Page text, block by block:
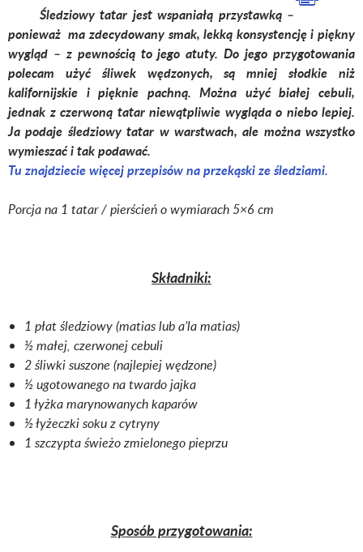
Śledziowy tatar jest wspaniałą przystawką –
ponieważ ma zdecydowany smak, lekką konsystencję i piękny
wygląd – z pewnością to jego atuty. Do jego przygotowania
polecam użyć śliwek wędzonych, są mniej słodkie niż
kalifornijskie i pięknie pachną. Można użyć białej cebuli,
jednak z czerwoną tatar niewątpliwie wygląda o niebo lepiej.
Ja podaje śledziowy tatar w warstwach, ale można wszystko
wymieszać i tak podawać.
Tu znajdziecie więcej przepisów na przekąski ze śledziami.
Porcja na 1 tatar / pierścień o wymiarach 5×6 cm
Składniki:
1 płat śledziowy (matias lub a’la matias)
½ małej, czerwonej cebuli
2 śliwki suszone (najlepiej wędzone)
½ ugotowanego na twardo jajka
1 łyżka marynowanych kaparów
½ łyżeczki soku z cytryny
1 szczypta świeżo zmielonego pieprzu
Sposób przygotowania: